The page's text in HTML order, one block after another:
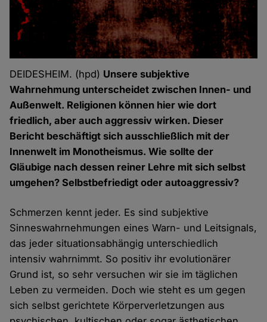
DEIDESHEIM. (hpd) Unsere subjektive
Wahrnehmung unterscheidet zwischen Innen- und
Außenwelt. Religionen können hier wie dort
friedlich, aber auch aggressiv wirken. Dieser
Bericht beschäftigt sich ausschließlich mit der
Innenwelt im Monotheismus. Wie sollte der
Gläubige nach dessen reiner Lehre mit sich selbst
umgehen? Selbstbefriedigt oder autoaggressiv?
Schmerzen kennt jeder. Es sind subjektive
Sinneswahrnehmungen eines Warn- und Leitsignals,
das jeder situationsabhängig unterschiedlich
intensiv wahrnimmt. So positiv ihr evolutionärer
Grund ist, so sehr versuchen wir sie im täglichen
Leben zu vermeiden. Doch wie steht es um gegen
sich selbst gerichtete Körperverletzungen aus